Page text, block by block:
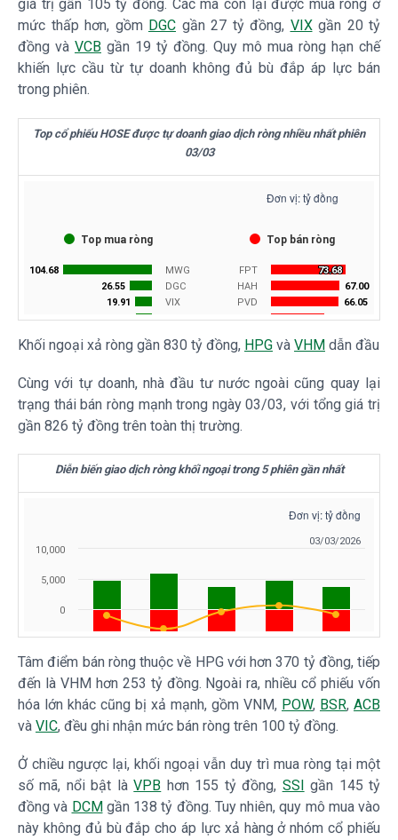
giá trị gần 105 tỷ đồng. Các mã còn lại được mua ròng ở
mức thấp hơn, gồm DGC gần 27 tỷ đồng, VIXgần 20 tỷ
đồng và VCB gần 19 tỷ đồng. Quy mô mua ròng hạn chế
khiến lực cầu từ tự doanh không đủ bù đắp áp lực bán
trong phiên.
Top cổ phiếu HOSE được tự doanh giao dịch ròng nhiều nhất phiên
03/03
Khối ngoại xả ròng gần 830 tỷ đồng, HPG và VHM dẫn đầu
Cùng với tự doanh, nhà đầu tư nước ngoài cũng quay lại
trạng thái bán ròng mạnh trong ngày 03/03, với tổng giá trị
gần 826 tỷ đồng trên toàn thị trường.
Diễn biến giao dịch ròng khối ngoại trong 5 phiên gần nhất
Tâm điểm bán ròng thuộc về HPG với hơn 370 tỷ đồng, tiếp
đến là VHM hơn 253 tỷ đồng. Ngoài ra, nhiều cổ phiếu vốn
hóa lớn khác cũng bị xả mạnh, gồm VNM, POW, BSR, ACB
và VIC, đều ghi nhận mức bán ròng trên 100 tỷ đồng.
Ở chiều ngược lại, khối ngoại vẫn duy trì mua ròng tại một
số mã, nổi bật làVPB hơn 155 tỷ đồng, SSI gần 145 tỷ
đồng và DCMgần 138 tỷ đồng. Tuy nhiên, quy mô mua vào
này không đủ bù đắp cho áp lực xả hàng ở nhóm cổ phiếu